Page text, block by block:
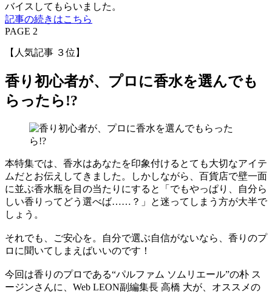
バイスしてもらいました。
記事の続きはこちら
PAGE 2
【人気記事 ３位】
香り初心者が、プロに香水を選んでも
らったら!?
本特集では、香水はあなたを印象付けるとても大切なアイテ
ムだとお伝えしてきました。しかしながら、百貨店で壁一面
に並ぶ香水瓶を目の当たりにすると「でもやっぱり、自分ら
しい香りってどう選べば……？」と迷ってしまう方が大半で
しょう。
それでも、ご安心を。自分で選ぶ自信がないなら、香りのプ
ロに聞いてしまえばいいのです！
今回は香りのプロである“パルファム ソムリエール”の朴 ス
ージンさんに、Web LEON副編集長 高橋 大が、オススメの